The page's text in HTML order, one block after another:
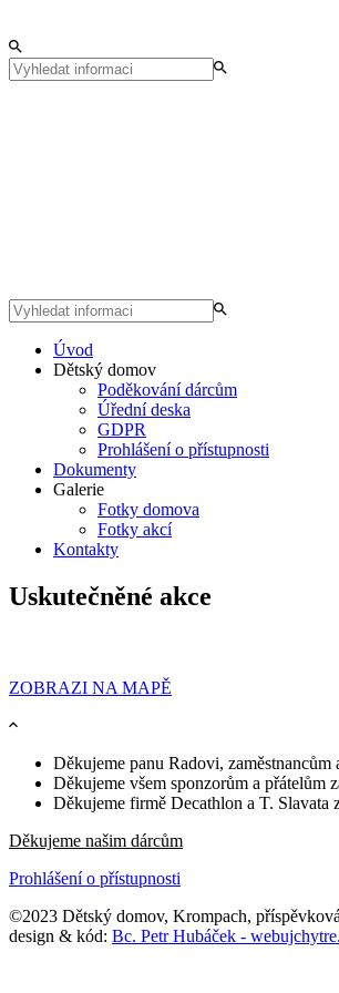
Úvod
Dětský domov
Poděkování dárcům
Úřední deska
GDPR
Prohlášení o přístupnosti
Dokumenty
Galerie
Fotky domova
Fotky akcí
Kontakty
Uskutečněné akce
ZOBRAZI NA MAPĚ
Děkujeme panu Radovi,
Děkujeme všem sponzorům a přátelům
Děkujeme firmě Decathlon a T. Slavata
Děkujeme našim dárcům
Prohlášení o přístupnosti
©2023 Dětský domov, Krompach,
design & kód: Bc. Petr Hubáček -